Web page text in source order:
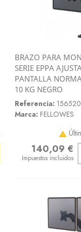

BRAZO PARA
SERIE EPPA
PANTALLA
10 KG NEGRO
Referencia:
Marca: FELLOWES

Precio
140,09 €
Impuestos incluidos